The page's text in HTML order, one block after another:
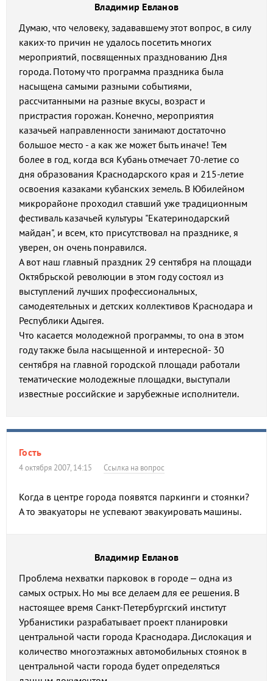
Владимир Евланов
Думаю, что человеку, задававшему этот вопрос, в силу
каких-то причин не удалось посетить многих
мероприятий, посвященных празднованию Дня
города. Потому что программа праздника была
насыщена самыми разными событиями,
рассчитанными на разные вкусы, возраст и
пристрастия горожан. Конечно, мероприятия
казачьей направленности занимают достаточно
большое место - а как же может быть иначе! Тем
более в год, когда вся Кубань отмечает 70-летие со
дня образования Краснодарского края и 215-летие
освоения казаками кубанских земель. В Юбилейном
микрорайоне проходил ставший уже традиционным
фестиваль казачьей культуры "Екатеринодарский
майдан", и всем, кто присутствовал на празднике, я
уверен, он очень понравился.
А вот наш главный праздник 29 сентября на площади
Октябрьской революции в этом году состоял из
выступлений лучших профессиональных,
самодеятельных и детских коллективов Краснодара и
Республики Адыгея.
Что касается молодежной программы, то она в этом
году также была насыщенной и интересной- 30
сентября на главной городской площади работали
тематические молодежные площадки, выступали
известные российские и зарубежные исполнители.
Гость
4 октября 2007, 14:15 Ссылка на вопрос
Когда в центре города появятся паркинги и стоянки?
А то эвакуаторы не успевают эвакуировать машины.
Владимир Евланов
Проблема нехватки парковок в городе – одна из
самых острых. Но мы все делаем для ее решения. В
настоящее время Санкт-Петербургский институт
Урбанистики разрабатывает проект планировки
центральной части города Краснодара. Дислокация и
количество многоэтажных автомобильных стоянок в
центральной части города будет определяться